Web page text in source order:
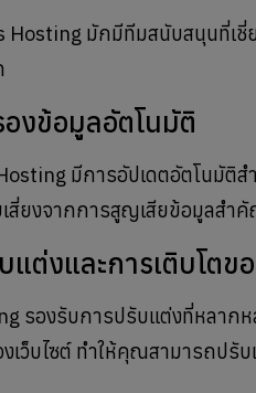
Hosting มักมีทีมสนับสนุนที่เชี่
องข้อมูลอัตโนมัติ
มีการอัปเดตอัตโนมัติ
สี่ยงจากการสูญเสียข้อมูลสำ
ต่งและการเติบโตข
รองรับการปรับแต่งที่หลาก
เว็บไซต์ ทำให้คุณสามารถปรับ